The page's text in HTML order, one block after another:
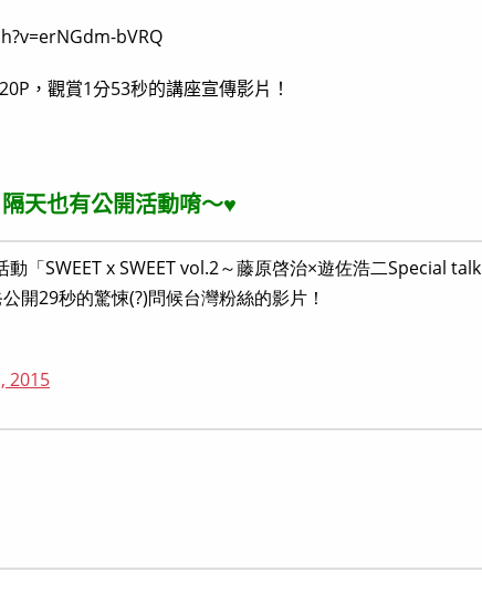
bVRQ
，觀賞1分53秒的講座宣傳影片！
隔天也有公開活動唷～♥
動「SWEET x SWEET vol.2～藤原啓治×遊佐浩二Special talk
開29秒的驚悚(?)問候台灣粉絲的影片！
2015